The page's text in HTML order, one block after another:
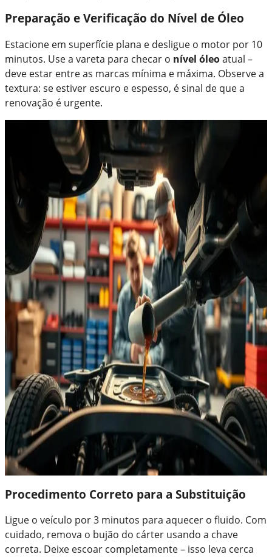
Preparação e Verificação do Nível de Óleo
Estacione em superfície plana e desligue o motor por 10
minutos. Use a vareta para checar o nível óleoatual –
deve estar entre as marcas mínima e máxima. Observe a
textura: se estiver escuro e espesso, é sinal de que a
renovação é urgente.
Procedimento Correto para a Substituição
Ligue o veículo por 3 minutos para aquecer o fluido. Com
cuidado, remova o bujão do cárter usando a chave
correta. Deixe escoar completamente – isso leva cerca